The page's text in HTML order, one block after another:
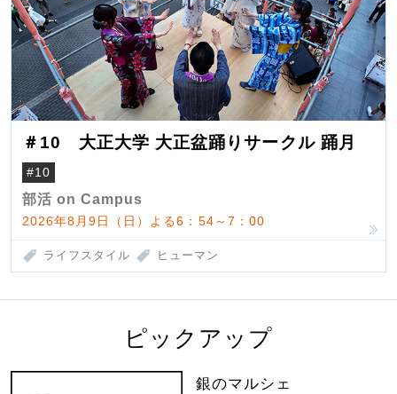
＃10 大正大学 大正盆踊りサークル 踊月
#10
部活 on Campus
2026年8月9日（日）よる6：54～7：00
ライフスタイル ヒューマン
ピックアップ
銀のマルシェ